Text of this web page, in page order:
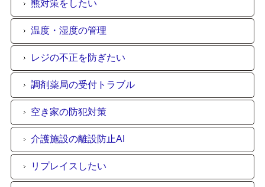
熊対策をしたい
温度・湿度の管理
レジの不正を防ぎたい
調剤薬局の受付トラブル
空き家の防犯対策
介護施設の離設防止AI
リプレイスしたい